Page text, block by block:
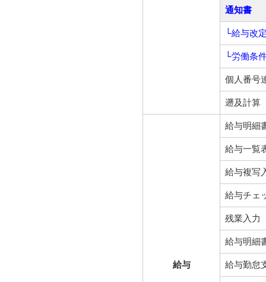
通知書
└給与改
└労働条
個人番号
遡及計算
給与
給与明細
給与一覧
給与複写
給与チェ
残業入力
給与明細
給与勤怠